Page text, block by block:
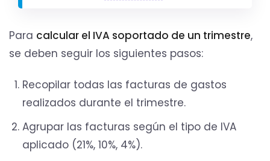
Para calcular el IVA soportado de un trimestre,
se deben seguir los siguientes pasos:
Recopilar todas las facturas de gastos
realizados durante el trimestre.
Agrupar las facturas según el tipo de IVA
aplicado (21%, 10%, 4%).